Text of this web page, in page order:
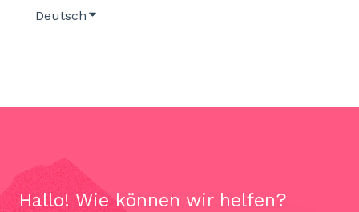
Deutsch Untermenü für Übersetzungen anzeigen
Hallo! Wie können wir helfen?